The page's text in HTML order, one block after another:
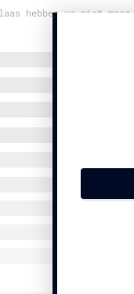
hebben we niet